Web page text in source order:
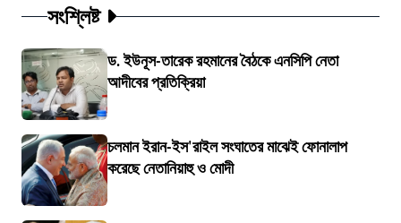
সংশ্লিষ্ট
ড. ইউনূস-তারেক রহমানের বৈঠকে এনসিপি নেতা
আদীবের প্রতিক্রিয়া
চলমান ইরান-ইস'রাইল সংঘাতের মাঝেই ফোনালাপ
করেছে নেতানিয়াহু ও মোদী